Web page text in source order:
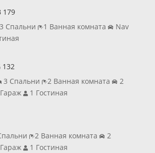
179
Спальни 1 Ванная комната Nav
132
3 Спальни 2 Ванная комната 2
1 Гостиная
2 Ванная комната 2
1 Гостиная